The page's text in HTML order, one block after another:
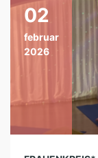
02
februar
2026